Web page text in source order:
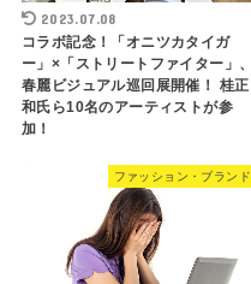
2023.07.08
コラボ記念！「オニツカタイガ
ー」×「ストリートファイター」、
春麗ビジュアル巡回展開催！ 桂正
和氏ら10名のアーティストが参
加！
ファッション・ブランド